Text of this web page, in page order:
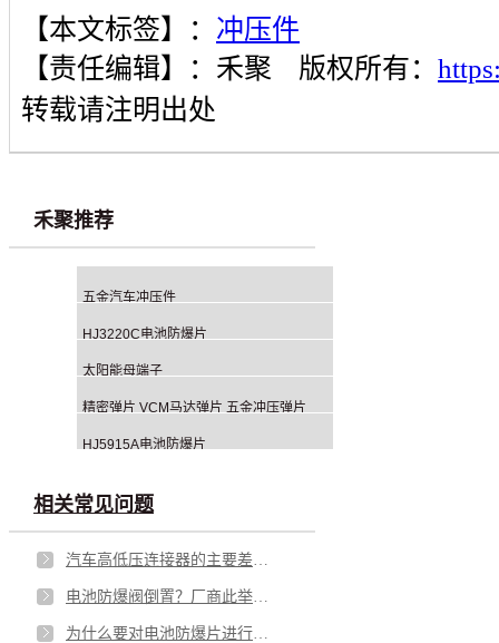
【本文标签】： 冲压件
【责任编辑】： 禾聚 版权所有：
转载请注明出处
禾聚推荐
五金汽车冲压件
HJ3220C电池防爆片
太阳能母端子
精密弹片 VCM马达弹片 五金冲压弹片
HJ5915A电池防爆片
相关常见问题